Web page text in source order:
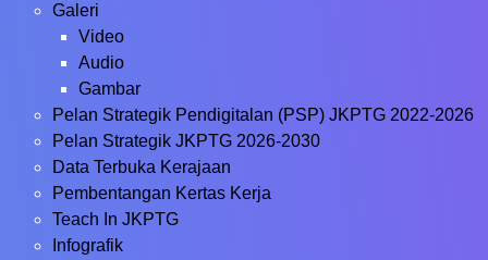
Galeri
Video
Audio
Gambar
Pelan Strategik Pendigitalan (PSP) JKPTG 2022-2026
Pelan Strategik JKPTG 2026-2030
Data Terbuka Kerajaan
Pembentangan Kertas Kerja
Teach In JKPTG
Infografik